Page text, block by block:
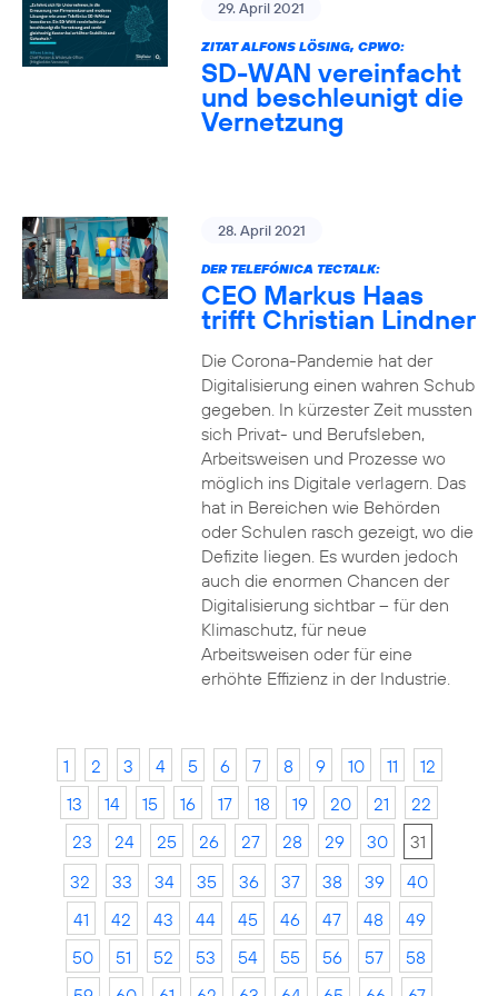
29. April 2021
ZITAT ALFONS LÖSING, CPWO:
SD-WAN vereinfacht
und beschleunigt die
Vernetzung
28. April 2021
DER TELEFÓNICA TECTALK:
CEO Markus Haas
trifft Christian Lindner
Die Corona-Pandemie hat der
Digitalisierung einen wahren Schub
gegeben. In kürzester Zeit mussten
sich Privat- und Berufsleben,
Arbeitsweisen und Prozesse wo
möglich ins Digitale verlagern. Das
hat in Bereichen wie Behörden
oder Schulen rasch gezeigt, wo die
Defizite liegen. Es wurden jedoch
auch die enormen Chancen der
Digitalisierung sichtbar – für den
Klimaschutz, für neue
Arbeitsweisen oder für eine
erhöhte Effizienz in der Industrie.
1 2 3 4 5 6 7 8 9 10 11
12
13
14 15 16 17 18 19 20 21
22
23
24 25 26 27 28 29 30
31
32
33 34 35 36 37 38 39
40
41
42 43 44 45 46 47 48
49
50
51 52 53 54 55 56 57
58